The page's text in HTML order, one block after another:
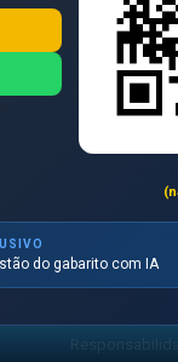
Sobre o Piloto
FAQ
Fale Conosco
do gabarito com IA